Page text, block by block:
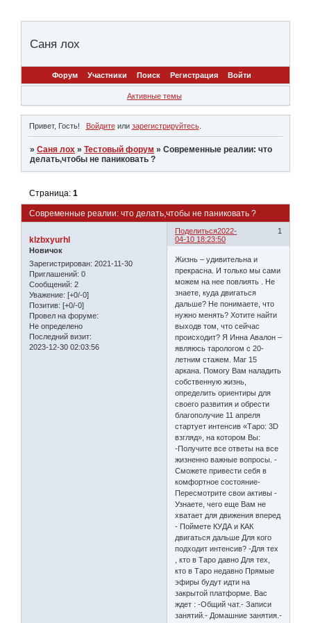
Саня лох
Форум Участники Поиск Регистрация Войти
Активные темы
Привет, Гость! Войдитеили зарегистрируйтесь.
»Саня лох »Тестовый форум »Современные реалии: что
делать,чтобы не паниковать ?
Современные реалии: что делать,чтобы не паниковать ?
Страница:1
Поделиться 1
2022-
04-10 18:23:50
klzbxyurhl
Новичок
Зарегистрирован: 2021-11-30
Приглашений: 0
Сообщений: 2
Уважение: [+0/-0]
Позитив: [+0/-0]
Провел на форуме:
Не определено
Последний визит:
2023-12-30 02:03:56
Жизнь – удивительна и
прекрасна. И только мы сами
можем на нее повлиять . Не
знаете, куда двигаться
дальше? Не понимаете, что
нужно менять? Хотите найти
выходв том, что сейчас
происходит? Я Инна Авалон –
являюсь тарологом с 20-
летним стажем. Маг 15
аркана. Помогу Вам наладить
собственную жизнь,
определить ориентиры для
своего развития и обрести
благополучие 11 апреля
стартует интенсив «Таро: 3D
взгляд», на котором Вы:
-Получите все ответы на все
жизненно важные вопросы. -
Сможете привести себя в
комфортное состояние-
Пересмотрите свои активы -
Узнаете, чего еще Вам не
хватает для движения вперед
- Поймете КУДА и КАК
двигаться дальше Для кого
подходит интенсив? -Для тех
, кто в Таро давно Для тех,
кто в Таро недавно Прямые
эфиры будут идти на
закрытой платформе. Вас
ждет : -Общий чат.- Записи
занятий.- Домашние занятия.-